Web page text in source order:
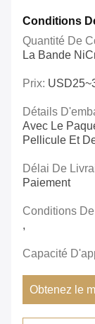
Conditions
Quantité De
La Bande
Prix:
Détails
Avec Le
Pellicule Et
Délai De
Paiement
Conditions
,
Capacité
Obtenez le